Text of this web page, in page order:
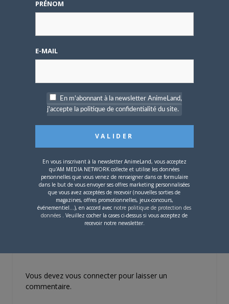
Une nouvelle série TV
4 JUILLET 2026 0
[Entretien] Mokochan : «
Lors des prémices du
mieux le manga
originel.»
PAS DE COMMENTAIRE
SAUNDERS le30 OCTOBRE 2015 10 H 14 MIN
Vous devez vous connecter pour laisser un
commentaire.
PRÉNOM
E-MAIL
En m'abonnant à la newsletter AnimeLand,
j'accepte la politique de confidentialité du site.
En vous inscrivant à la newsletter AnimeLand, vous acceptez
qu'AM MEDIA NETWORK collecte et utilise les données
personnelles que vous venez de renseigner dans ce formulaire
dans le but de vous envoyer ses offres marketing personnalisées
que vous avez acceptées de recevoir (nouvelles sorties de
magazines, offres promotionnelles, jeux-concours,
événementiel...), en accord avec notre politique de protection des
données . Veuillez cocher la cases ci-dessus si vous acceptez de
recevoir notre newsletter.